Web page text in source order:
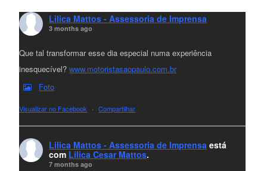
Lilica Mattos - Assessoria de Imprensa
3 months ago
Que tal transformar esse dia especial numa experiência
inesquecível?www.motoristasaopaulo.com.br
Foto
Visualizar no Facebook · Compartilhar
Lilica Mattos - Assessoria de Imprensa está
com Lilica Cesar Mattos.
7 months ago